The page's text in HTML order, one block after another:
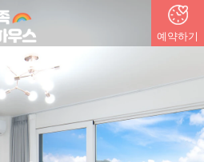
예약하기